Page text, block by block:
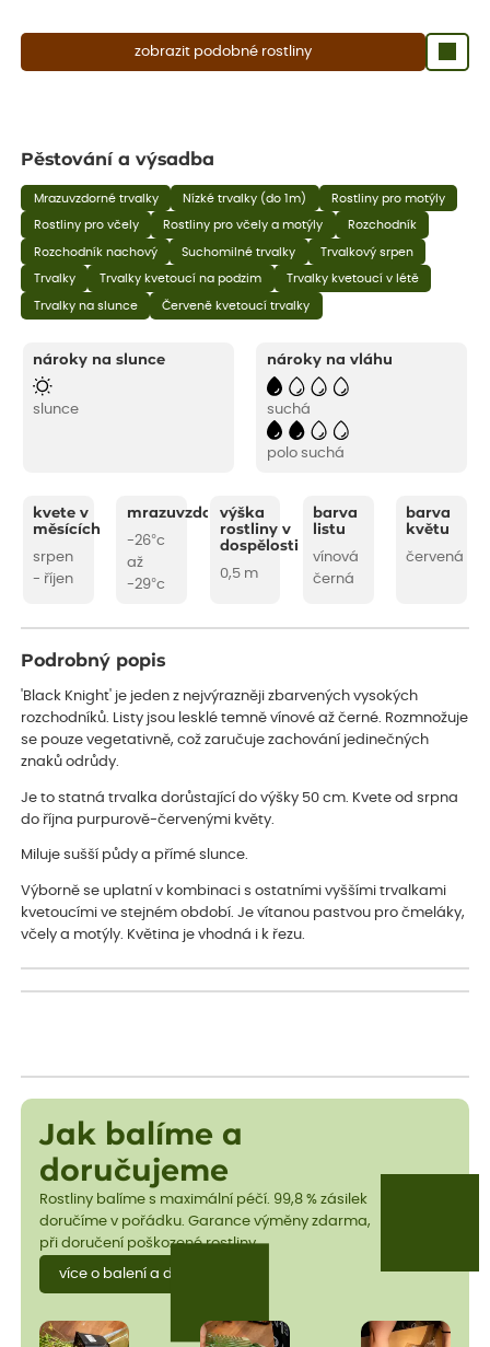
zobrazit podobné rostliny
Pěstování a výsadba
Mrazuvzdorné trvalky Nízké trvalky (do 1m) Rostliny pro motýly
Rostliny pro včely Rostliny pro včely a motýly Rozchodník
Rozchodník nachový Suchomilné trvalky Trvalkový srpen
Trvalky Trvalky kvetoucí na podzim Trvalky kvetoucí v létě
Trvalky na slunce Červeně kvetoucí trvalky
nároky na slunce
slunce
nároky na vláhu
suchá
polo suchá
kvete v
měsících
srpen
- říjen
mrazuvzdornost
-26°c
až
-29°c
výška
rostliny v
dospělosti
0,5 m
barva
listu
vínová
černá
barva
květu
červená
Podrobný popis
'Black Knight' je jeden z nejvýrazněji zbarvených vysokých
rozchodníků. Listy jsou lesklé temně vínové až černé. Rozmnožuje
se pouze vegetativně, což zaručuje zachování jedinečných
znaků odrůdy.
Je to statná trvalka dorůstající do výšky 50 cm. Kvete od srpna
do října purpurově-červenými květy.
Miluje sušší půdy a přímé slunce.
Výborně se uplatní v kombinaci s ostatními vyššími trvalkami
kvetoucími ve stejném období. Je vítanou pastvou pro čmeláky,
včely a motýly. Květina je vhodná i k řezu.
Jak balíme a
doručujeme
Rostliny balíme s maximální péčí. 99,8 % zásilek
doručíme v pořádku. Garance výměny zdarma,
při doručení poškozené rostliny.
více o balení a dopravě